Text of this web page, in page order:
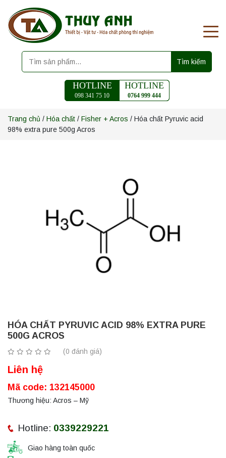
Tìm kiếm
HOTLINE
098 341 75 10
HOTLINE
0764 999 444
Trang chủ / Hóa chất / Fisher + Acros / Hóa chất Pyruvic acid
98% extra pure 500g Acros
HÓA CHẤT PYRUVIC ACID 98% EXTRA PURE
500G ACROS
(0 đánh giá)
Liên hệ
Mã code: 132145000
Thương hiệu: Acros – Mỹ
Hotline: 0339229221
Giao hàng toàn quốc